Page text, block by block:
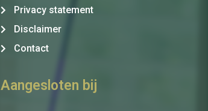
Privacy statement
Disclaimer
Contact
Aangesloten bij